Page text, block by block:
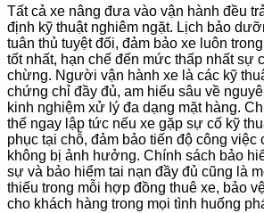
Tất cả xe nâng đưa vào vận hành đều
định kỹ thuật nghiêm ngặt. Lịch bảo
tuân thủ tuyệt đối, đảm bảo xe luôn
tốt nhất, hạn chế đến mức thấp nhất sự
chừng. Người vận hành xe là các kỹ
chứng chỉ đầy đủ, am hiểu sâu về
kinh nghiệm xử lý đa dạng mặt hàng.
thế ngay lập tức nếu xe gặp sự cố kỹ
phục tại chỗ, đảm bảo tiến độ công việc
không bị ảnh hưởng. Chính sách bảo
sự và bảo hiểm tai nạn đầy đủ cũng là
thiếu trong mỗi hợp đồng thuê xe, bảo
cho khách hàng trong mọi tình huống